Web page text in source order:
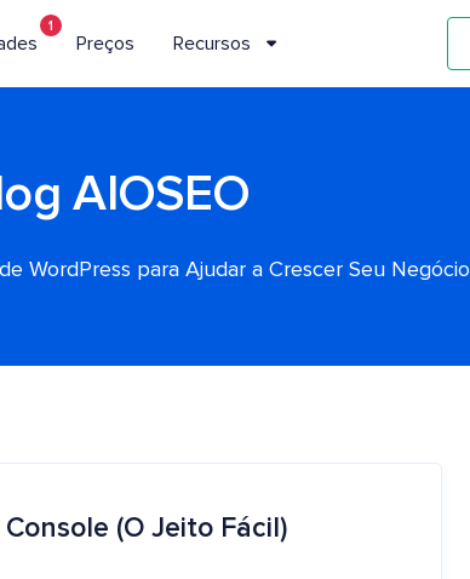
1
Preços Recursos
AIOSEO
WordPress para Ajudar a Crescer Seu Negócio
(O Jeito Fácil)